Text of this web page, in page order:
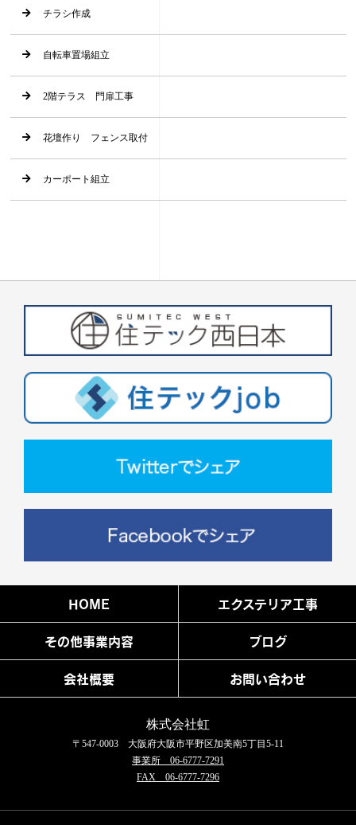
チラシ作成
自転車置場組立
2階テラス 門扉工事
花壇作り フェンス取付
カーポート組立
HOME エクステリア工事
その他事業内容 ブログ
会社概要 お問い合わせ
株式会社虹
〒547-0003 大阪府大阪市平野区加美南5丁目5-11
事業所 06-6777-7291
FAX 06-6777-7296